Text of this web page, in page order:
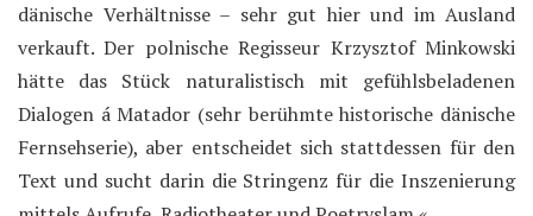
dänische Verhältnisse – sehr gut hier und im Ausland
verkauft. Der polnische Regisseur Krzysztof Minkowski
hätte das Stück naturalistisch mit gefühlsbeladenen
Dialogen á Matador (sehr berühmte historische dänische
Fernsehserie), aber entscheidet sich stattdessen für den
Text und sucht darin die Stringenz für die Inszenierung